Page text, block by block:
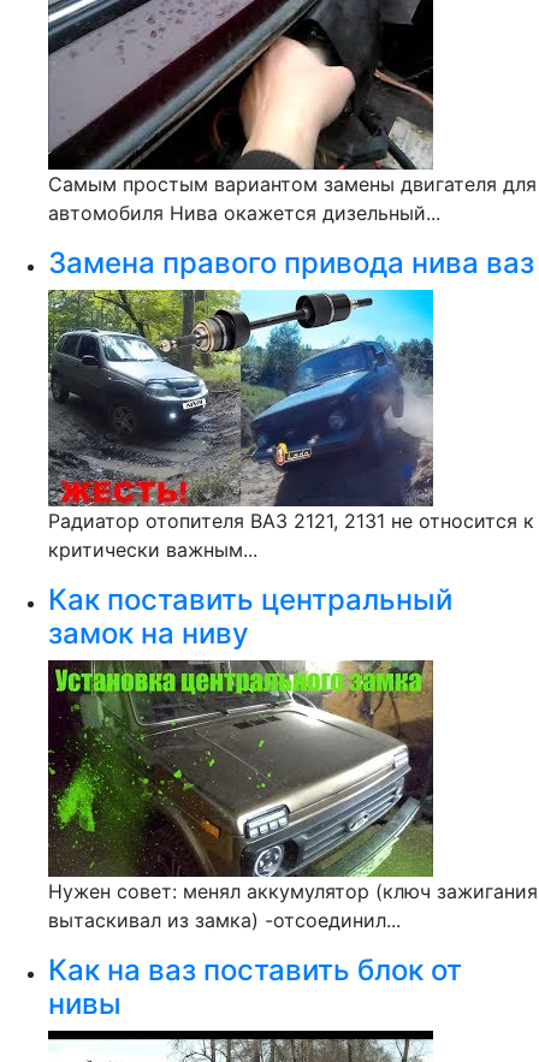
Самым простым вариантом замены двигателя для
автомобиля Нива окажется дизельный...
Замена правого привода нива ваз
Радиатор отопителя ВАЗ 2121, 2131 не относится к
критически важным...
Как поставить центральный
замок на ниву
Нужен совет: менял аккумулятор (ключ зажигания
вытаскивал из замка) -отсоединил...
Как на ваз поставить блок от
нивы